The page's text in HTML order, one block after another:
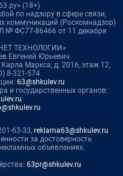
(18+)
по надзору в сфере связи,
коммуникаций (Роскомнадзор)
№ ФС77-86466 от 11 декабря
ТЕХНОЛОГИИ»
Евгений Юрьевич
Маркса, д. 201б, этаж 12,
8-321-574
63@shkulev.ru
и государственных органов:
63-33, reklama63@shkulev.ru
за достоверность
объявлениях.
63pr@shkulev.ru